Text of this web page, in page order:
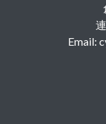
Email: